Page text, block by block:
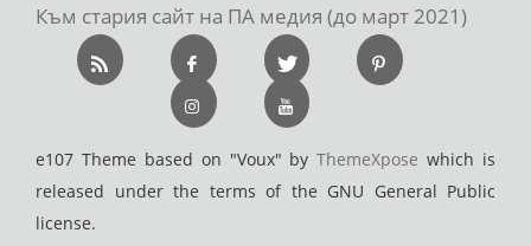
Към стария сайт на ПА медия (до март 2021)
e107 Theme based on "Voux" byThemeXpose which is
released under the terms of the GNU General Public
license.